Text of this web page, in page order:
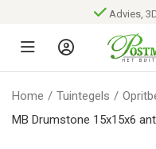
Advies,
Home / Tuintegels /
MB Drumstone 15x15x6